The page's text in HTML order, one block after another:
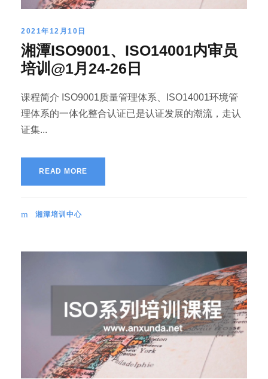
2021年12月10日
湘潭ISO9001、ISO14001内审员
培训@1月24-26日
课程简介 ISO9001质量管理体系、ISO14001环境管
理体系的一体化整合认证已是认证发展的潮流，走认
证集...
READ MORE
湘潭培训中心